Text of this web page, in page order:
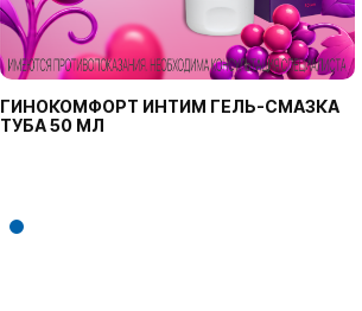
ГИНОКОМФОРТ ИНТИМ ГЕЛЬ-СМАЗКА
ТУБА 50 МЛ